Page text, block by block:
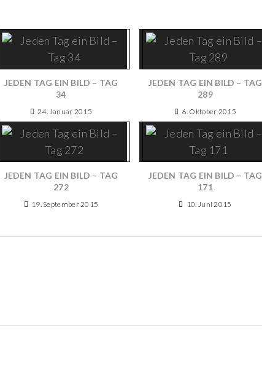
JEDEN TAG EIN BILD – TAG
34
24. Januar 2015
JEDEN TAG EIN BILD – TAG
289
6. Oktober 2015
JEDEN TAG EIN BILD – TAG
272
19. September 2015
JEDEN TAG EIN BILD – TAG
171
10. Juni 2015